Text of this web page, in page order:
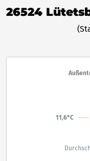
26524
11,6°C